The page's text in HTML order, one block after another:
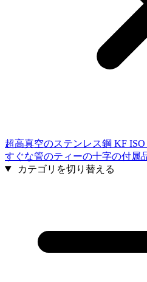
超高真空のステンレス鋼 KF
すぐな管のティーの十字の付属
カテゴリを切り替える